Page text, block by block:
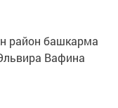
район башкарма
Вафина